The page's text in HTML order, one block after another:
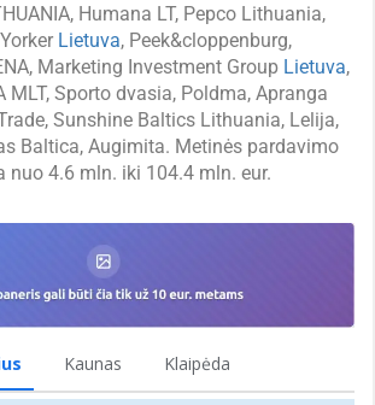
Humana LT, Pepco Lithuania,
Lietuva, Peek&cloppenburg,
Marketing Investment Group Lietuva,
MLT, Sporto dvasia, Poldma, Apranga
Sunshine Baltics Lithuania, Lelija,
Baltica, Augimita. Metinės pardavimo
nuo 4.6 mln. iki 104.4 mln. eur.
Kaunas Klaipėda